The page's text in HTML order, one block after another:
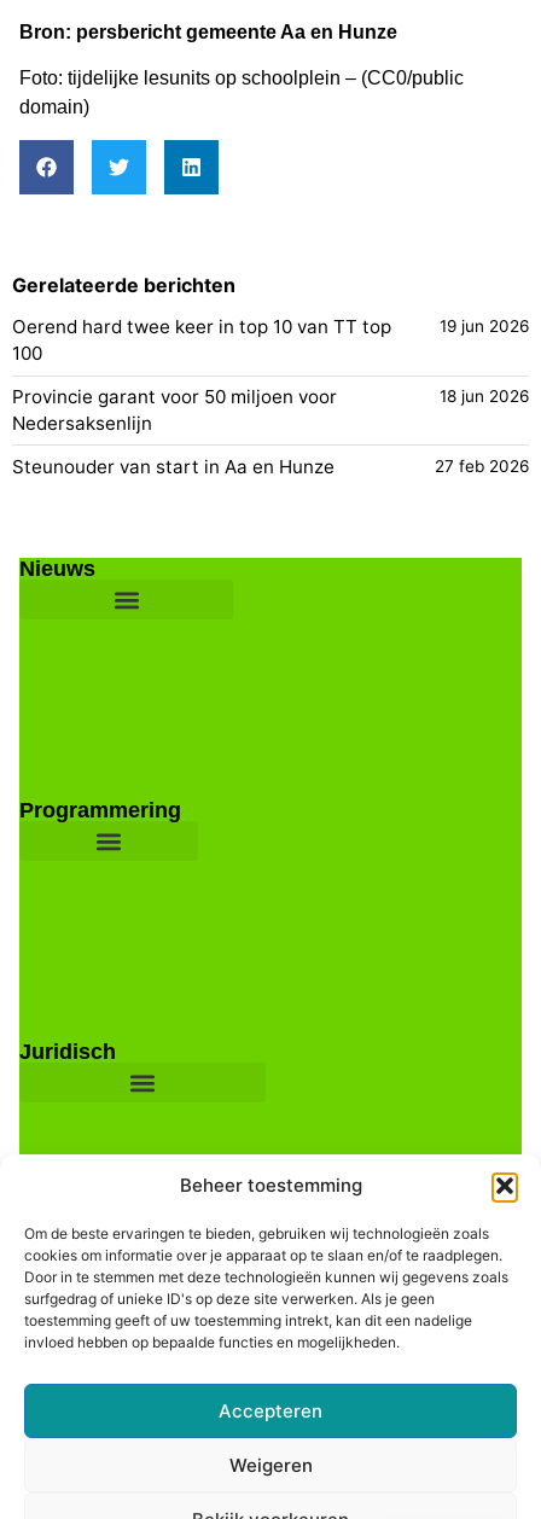
Beheer toestemming
Om de beste ervaringen te bieden, gebruiken wij technologieën zoals
cookies om informatie over je apparaat op te slaan en/of te raadplegen.
Door in te stemmen met deze technologieën kunnen wij gegevens zoals
surfgedrag of unieke ID's op deze site verwerken. Als je geen
toestemming geeft of uw toestemming intrekt, kan dit een nadelige
invloed hebben op bepaalde functies en mogelijkheden.
Accepteren
Weigeren
Bron: persbericht gemeente Aa en Hunze
Foto: tijdelijke lesunits op schoolplein – (CC0/public
domain)
Gerelateerde berichten
Oerend hard twee keer in top 10 van TT top
100
19 jun 2026
Provincie garant voor 50 miljoen voor
Nedersaksenlijn
18 jun 2026
Steunouder van start in Aa en Hunze 27 feb 2026
Nieuws
Programmering
Juridisch
Informatie